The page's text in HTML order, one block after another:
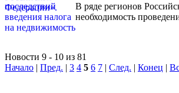
В ряде регионов
необходимость
Новости 9 - 10 из 81
Начало | Пред. | 3 4 5 6 7 | След. | Конец |